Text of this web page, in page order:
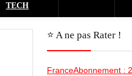
TECH
⭐️ A ne pas Rater !
FranceAbonnement :